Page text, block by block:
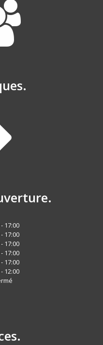
17:00
17:00
17:00
17:00
17:00
12:00